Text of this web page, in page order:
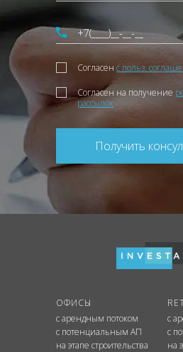
Согласен с польз.
Согласен на получение
рассылок
Получить
ОФИСЫ
с арендным потоком
с потенциальным АП
на этапе строительства
с
с
на